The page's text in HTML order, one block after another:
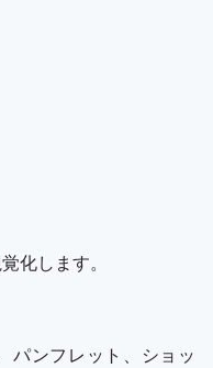
化します。
パンフレット、ショッ